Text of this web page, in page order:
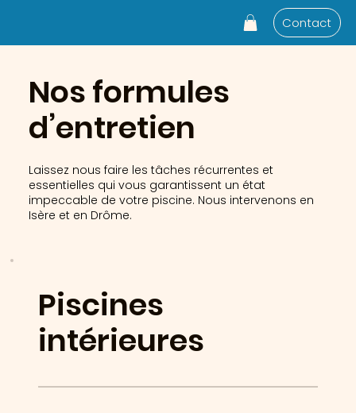
Contact
Nos formules
d’entretien
Laissez nous faire les tâches récurrentes et
essentielles qui vous garantissent un état
impeccable de votre piscine. Nous intervenons en
Isère et en Drôme.
Piscines
intérieures